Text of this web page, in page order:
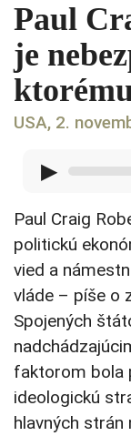
Paul
je
USA, 2.
▶
Paul Craig
politickú
vied a
vláde – píše o
Spojených
faktorom bola
ideologickú
hlavných strán